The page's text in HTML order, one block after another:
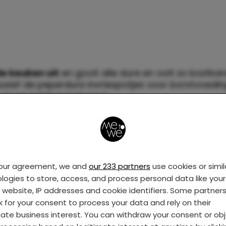
agreement, we and our 233 partners use cookies or
to store, access, and process personal data like
IP addresses and cookie identifiers. Some
for your consent to process your data and rely on their
business interest. You can withdraw your consent or
keuken uit en gooit alle dure en ooit zo
de peperdure invriespotjes voor
leven hebben beheerst.
maak je je ineenseen heel klein beetje
een heel kleine baby meenemen. (Terwijl je
en geniet je van de betrekkelijke rust aan je
opeens doelgericht stapels gemaaktvan
deze verlaten ook daadwerkelijk je huis. En ook
positiekleding gaat eindelijk terug naar die
meer wilt hebben).